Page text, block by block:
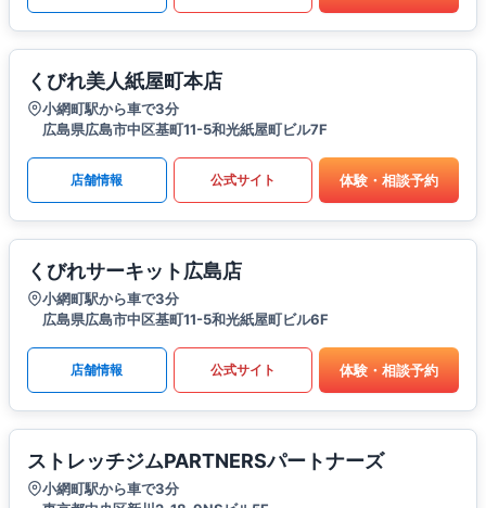
くびれ美人紙屋町本店
小網町駅から車で3分
広島県広島市中区基町11-5和光紙屋町ビル7F
店舗情報 公式サイト 体験・相談予約
くびれサーキット広島店
小網町駅から車で3分
広島県広島市中区基町11-5和光紙屋町ビル6F
店舗情報 公式サイト 体験・相談予約
ストレッチジムPARTNERSパートナーズ
小網町駅から車で3分